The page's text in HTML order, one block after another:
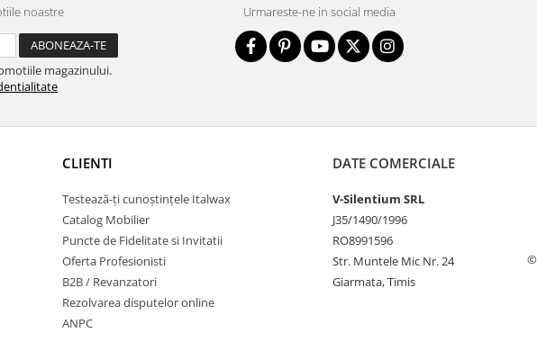
noastre
magazinului.
Urmareste-ne in social media
CLIENTI
Testează-ți cunoștințele Italwax
Catalog Mobilier
Puncte de Fidelitate si Invitatii
Oferta Profesionisti
B2B / Revanzatori
Rezolvarea disputelor online
ANPC
DATE COMERCIALE
V-Silentium SRL
J35/1490/1996
RO8991596
Str. Muntele Mic Nr. 24
Giarmata, Timis